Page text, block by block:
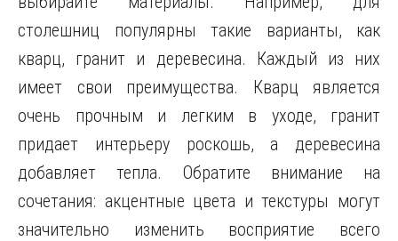
столешниц популярны такие варианты, как
кварц, гранит и деревесина. Каждый из них
имеет свои преимущества. Кварц является
очень прочным и легким в уходе, гранит
придает интерьеру роскошь, а деревесина
добавляет тепла. Обратите внимание на
сочетания: акцентные цвета и текстуры могут
значительно изменить восприятие всего